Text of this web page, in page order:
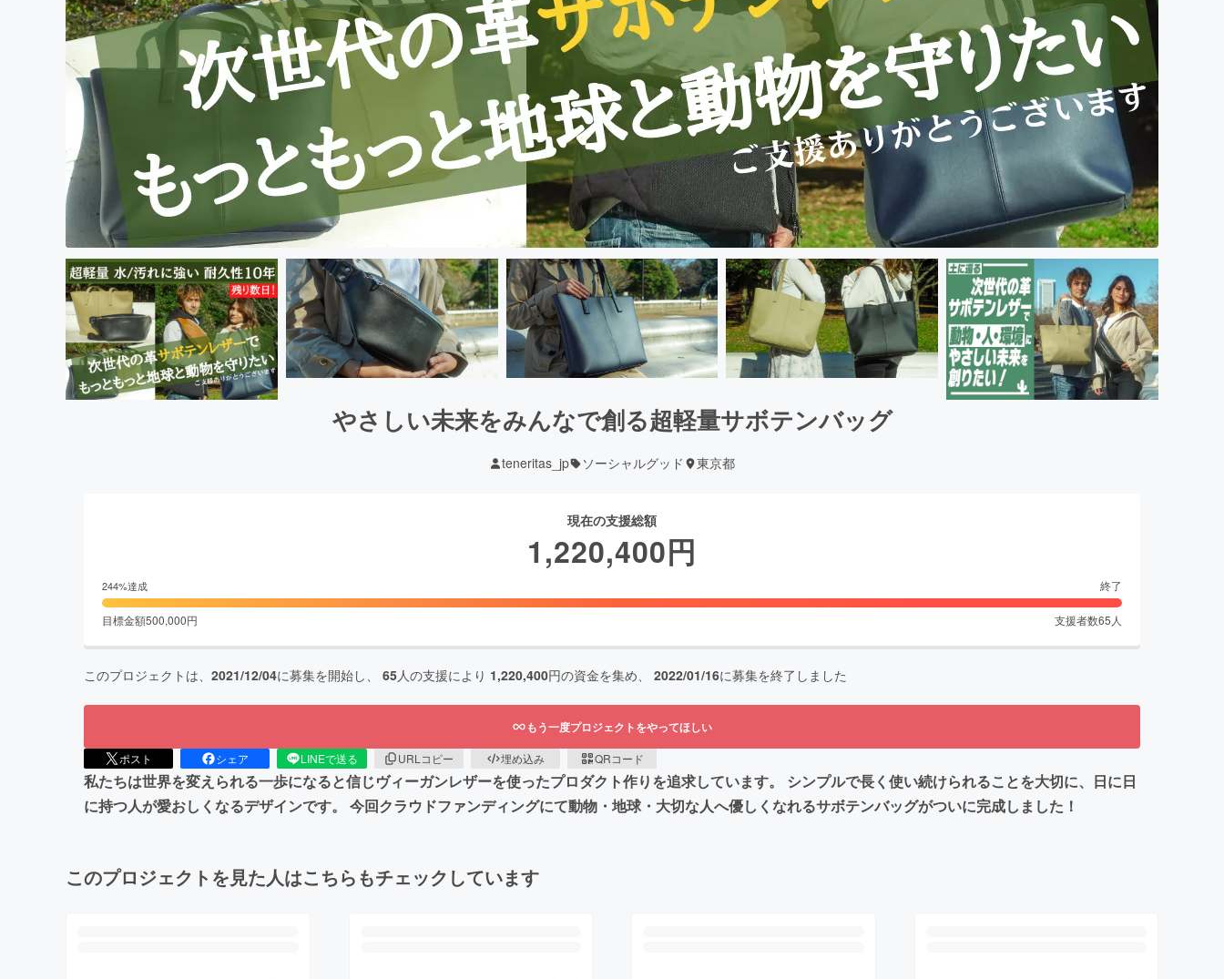
やさしい未来をみんなで創る超軽量サボテンバッグ
teneritas_jp ソーシャルグッド 東京都
現在の支援総額
1,220,400円
244%達成 終了
目標金額500,000円 支援者数65 人
このプロジェクトは、 2021/12/04に募集を開始し、 65人の支援により 1,220,400円の資金を集め、 2022/01/16に募集を終了しました
もう一度プロジェクトをやってほしい
ポスト シェア LINEで送る URLコピー 埋め込み QRコード
私たちは世界を変えられる一歩になると信じヴィーガンレザーを使ったプロダクト作りを追求しています。 シンプルで長く使い続けられることを大切に、日に日
に持つ人が愛おしくなるデザインです。 今回クラウドファンディングにて動物・地球・大切な人へ優しくなれるサボテンバッグがついに完成しました！
このプロジェクトを見た人はこちらもチェックしています